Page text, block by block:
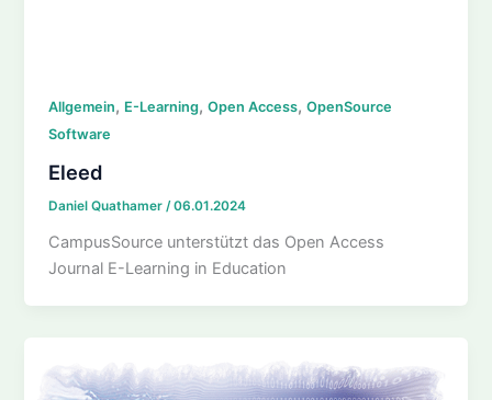
Allgemein, E-Learning,Open Access,OpenSource
Software
Eleed
Daniel Quathamer/06.01.2024
CampusSource unterstützt das Open Access
Journal E-Learning in Education